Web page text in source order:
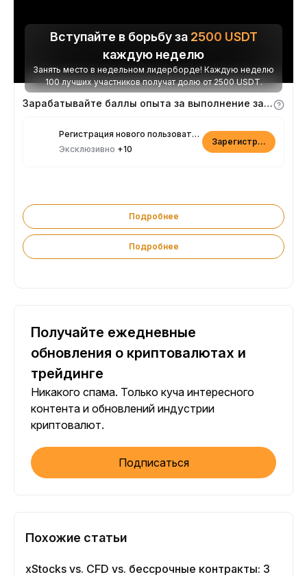
Вступайте в борьбу за 2500 USDT
каждую неделю
Занять место в недельном лидерборде! Каждую неделю
100 лучших участников получат долю от 2500 USDT.
Зарабатывайте баллы опыта за выполнение заданий
Регистрация нового пользователя
Эксклюзивно +10
Зарегистрироваться
Подробнее
Подробнее
Получайте ежедневные
обновления о криптовалютах и
трейдинге
Никакого спама. Только куча интересного
контента и обновлений индустрии
криптовалют.
Подписаться
Похожие статьи
xStocks vs. CFD vs. бессрочные контракты: 3